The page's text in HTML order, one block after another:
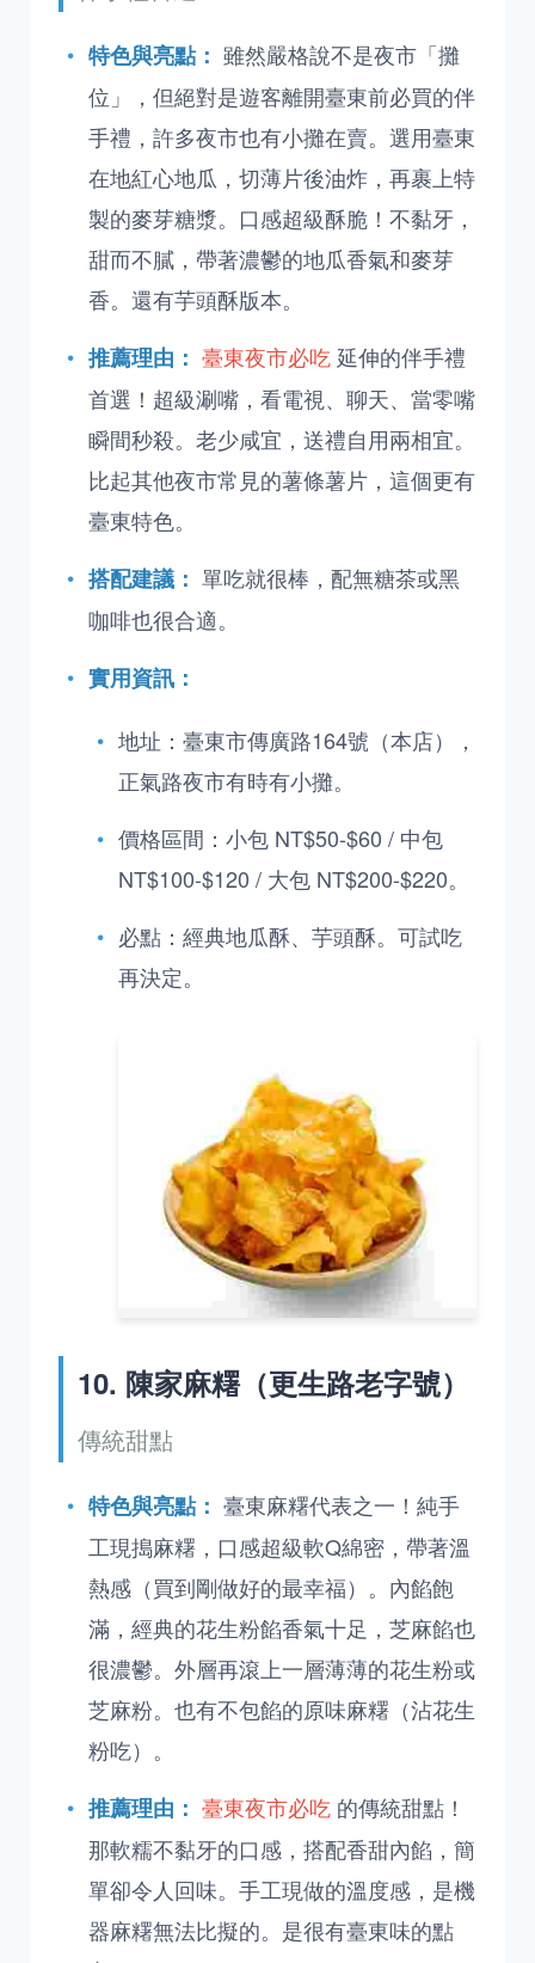
特色與亮點： 雖然嚴格說不是夜市「攤
位」，但絕對是遊客離開臺東前必買的伴
手禮，許多夜市也有小攤在賣。選用臺東
在地紅心地瓜，切薄片後油炸，再裹上特
製的麥芽糖漿。口感超級酥脆！不黏牙，
甜而不膩，帶著濃鬱的地瓜香氣和麥芽
香。還有芋頭酥版本。
推薦理由： 臺東夜市必吃延伸的伴手禮
首選！超級涮嘴，看電視、聊天、當零嘴
瞬間秒殺。老少咸宜，送禮自用兩相宜。
比起其他夜市常見的薯條薯片，這個更有
臺東特色。
搭配建議： 單吃就很棒，配無糖茶或黑
咖啡也很合適。
實用資訊：
地址：臺東市傳廣路164號（本店），
正氣路夜市有時有小攤。
價格區間：小包 NT$50-$60 / 中包
NT$100-$120 / 大包 NT$200-$220。
必點：經典地瓜酥、芋頭酥。可試吃
再決定。
10. 陳家麻糬（更生路老字號）
傳統甜點
特色與亮點： 臺東麻糬代表之一！純手
工現搗麻糬，口感超級軟Q綿密，帶著溫
熱感（買到剛做好的最幸福）。內餡飽
滿，經典的花生粉餡香氣十足，芝麻餡也
很濃鬱。外層再滾上一層薄薄的花生粉或
芝麻粉。也有不包餡的原味麻糬（沾花生
粉吃）。
推薦理由： 臺東夜市必吃 的傳統甜點！
那軟糯不黏牙的口感，搭配香甜內餡，簡
單卻令人回味。手工現做的溫度感，是機
器麻糬無法比擬的。是很有臺東味的點